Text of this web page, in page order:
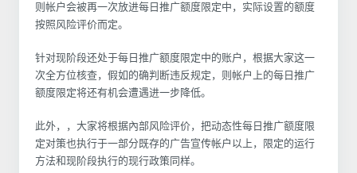
则帐户会被再一次放进每日推广额度限定中，实际设置的额度
按照风险评价而定。
针对现阶段还处于每日推广额度限定中的账户，根据大家这一
次全方位核查，假如的确判断违反规定，则帐户上的每日推广
额度限定将还有机会遭遇进一步降低。
此外，，大家将根据內部风险评价，把动态性每日推广额度限
定对策也执行于一部分既存的广告宣传帐户以上，限定的运行
方法和现阶段执行的现行政策同样。